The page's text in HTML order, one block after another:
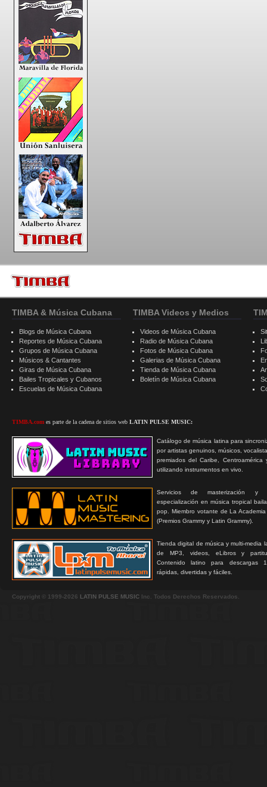
TIMBA & Música Cubana
Blogs de Música Cubana
Reportes de Música Cubana
Grupos de Música Cubana
Músicos & Cantantes
Giras de Música Cubana
Bailes Tropicales y Cubanos
Escuelas de Música Cubana
TIMBA.com es parte de la cadena de sitios web LATIN PULSE MUSIC:
Catálogo de música latina para
por artistas genuinos, músicos,
premiados del Caribe, Centroamérica
utilizando instrumentos en vivo.
Servicios de masterización y
especialización en música tropical
pop. Miembro votante de La
(Premios Grammy y Latin Grammy).
Tienda digital de música y multi-media
de MP3, videos, eLibros y
Contenido latino para descargas
rápidas, divertidas y fáciles.
TIMBA Videos y Medios
Videos de Música Cubana
Radio de Música Cubana
Fotos de Música Cubana
Galerias de Música Cubana
Tienda de Música Cubana
Boletín de Música Cubana
Copyright © 1999-2026 LATIN PULSE MUSIC Inc. Todos Derechos Reservados.